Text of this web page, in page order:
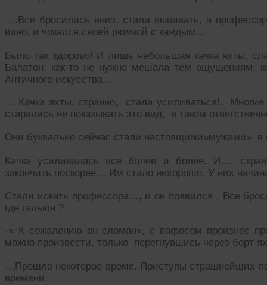
….Все бросились вниз, стали выпивать, а
вино, и чокался своей рюмкой с каждым…
Было так здорово! И лишь небольшая качка яхты,
Балатон, как-то не нужно мешала тем ощущениям,
Античного искусства….
… Качка яхты, странно, стала усиливаться!. Многие
старались не показывать это вид, в таком
Они буквально сейчас стали настоящими»мужами» в
Качка усиливалась все более и более. И…,
закончить поскорее… Им стало нехорошо. У них
Стали искать профессора…, и он появился . Все
где гальюн ?
-» К сожалению он сломан», с пафосом произнес
можно произвести, только перегнувшись через борт
…Прошло некоторое время. Приступы страшнейших
времени.